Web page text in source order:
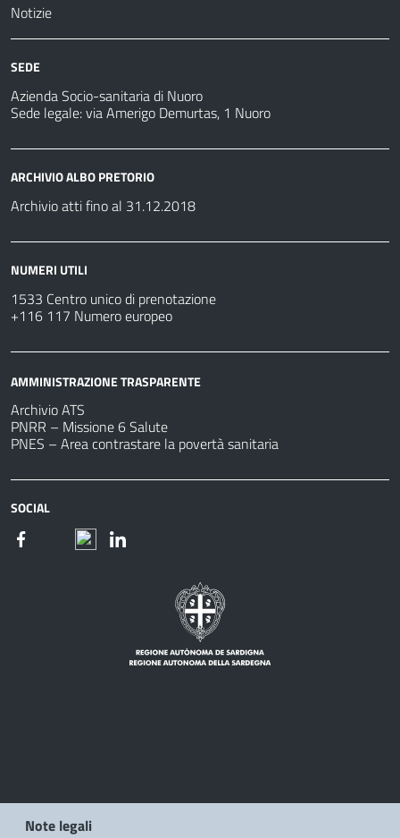
Notizie
SEDE
Azienda Socio-sanitaria di Nuoro
Sede legale: via Amerigo Demurtas, 1 Nuoro
ARCHIVIO ALBO PRETORIO
Archivio atti fino al 31.12.2018
NUMERI UTILI
1533 Centro unico di prenotazione
+116 117 Numero europeo
AMMINISTRAZIONE TRASPARENTE
Archivio ATS
PNRR – Missione 6 Salute
PNES – Area contrastare la povertà sanitaria
SOCIAL
Note legali